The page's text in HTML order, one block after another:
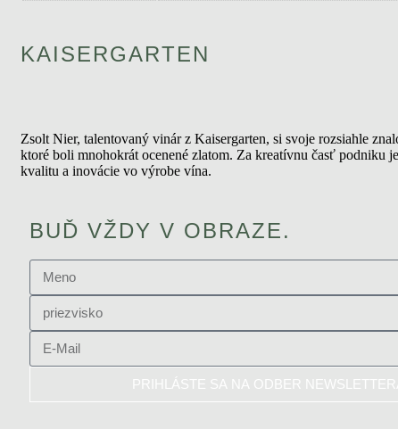
KAISERGARTEN
Zsolt Nier, talentovaný vinár z Kaisergarten, si svoje rozsiahle
ktoré boli mnohokrát ocenené zlatom. Za kreatívnu časť podniku
kvalitu a inovácie vo výrobe vína.
BUĎ VŽDY V OBRAZE.
PRIHLÁSTE SA NA ODBER